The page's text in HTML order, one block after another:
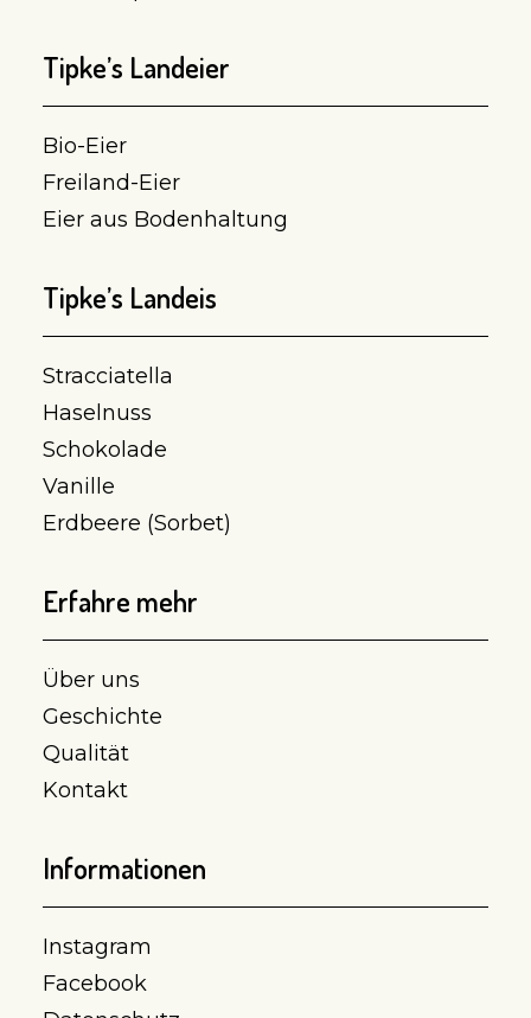
Tipke’s Landeier
Bio-Eier
Freiland-Eier
Eier aus Bodenhaltung
Tipke’s Landeis
Stracciatella
Haselnuss
Schokolade
Vanille
Erdbeere (Sorbet)
Erfahre mehr
Über uns
Geschichte
Qualität
Kontakt
Informationen
Instagram
Facebook